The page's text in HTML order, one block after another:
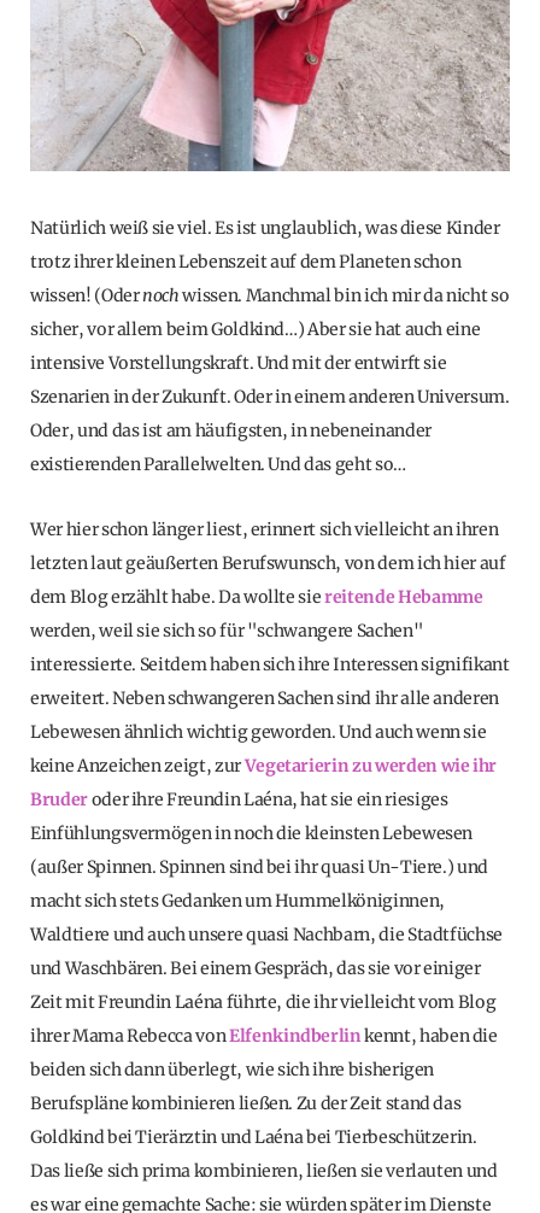
Natürlich weiß sie viel. Es ist unglaublich, was diese Kinder
trotz ihrer kleinen Lebenszeit auf dem Planeten schon
wissen! (Odernochwissen. Manchmal bin ich mir da nicht so
sicher, vor allem beim Goldkind…) Aber sie hat auch eine
intensive Vorstellungskraft. Und mit der entwirft sie
Szenarien in der Zukunft. Oder in einem anderen Universum.
Oder, und das ist am häufigsten, in nebeneinander
existierenden Parallelwelten. Und das geht so…
Wer hier schon länger liest, erinnert sich vielleicht an ihren
letzten laut geäußerten Berufswunsch, von dem ich hier auf
dem Blog erzählt habe. Da wollte siereitende Hebamme
werden, weil sie sich so für "schwangere Sachen"
interessierte. Seitdem haben sich ihre Interessen signifikant
erweitert. Neben schwangeren Sachen sind ihr alle anderen
Lebewesen ähnlich wichtig geworden. Und auch wenn sie
keine Anzeichen zeigt, zurVegetarierin zu werden wie ihr
Bruderoder ihre Freundin Laéna, hat sie ein riesiges
Einfühlungsvermögen in noch die kleinsten Lebewesen
(außer Spinnen. Spinnen sind bei ihr quasi Un-Tiere.) und
macht sich stets Gedanken um Hummelköniginnen,
Waldtiere und auch unsere quasi Nachbarn, die Stadtfüchse
und Waschbären. Bei einem Gespräch, das sie vor einiger
Zeit mit Freundin Laéna führte, die ihr vielleicht vom Blog
ihrer Mama Rebecca vonElfenkindberlinkennt, haben die
beiden sich dann überlegt, wie sich ihre bisherigen
Berufspläne kombinieren ließen. Zu der Zeit stand das
Goldkind bei Tierärztin und Laéna bei Tierbeschützerin.
Das ließe sich prima kombinieren, ließen sie verlauten und
es war eine gemachte Sache: sie würden später im Dienste